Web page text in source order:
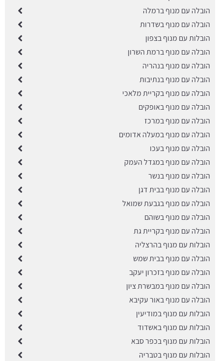
הובלה עם מנוף ברמלה
הובלה עם מנוף בשדרות
הובלות עם מנוף בצפון
הובלה עם מנוף ברמת השרון
הובלה עם מנוף בנהריה
הובלה עם מנוף בנתיבות
הובלה עם מנוף בקריית מלאכי
הובלה עם מנוף באופקים
הובלה עם מנוף במרכז
הובלה עם מנוף במעלה אדומים
הובלה עם מנוף בעכו
הובלה עם מנוף במגדל העמק
הובלה עם מנוף בנשר
הובלה עם מנוף בבית דגן
הובלה עם מנוף בגבעת שמואל
הובלה עם מנוף בשוהם
הובלה עם מנוף בקריית גת
הובלות עם מנוף בהרצליה
הובלה עם מנוף בבית שמש
הובלה עם מנוף בזכרון יעקב
הובלה עם מנוף במבשרת ציון
הובלה עם מנוף באור עקיבא
הובלות עם מנוף במודיעין
הובלות עם מנוף באשדוד
הובלות עם מנוף בכפר סבא
הובלות עם מנוף בטבריה